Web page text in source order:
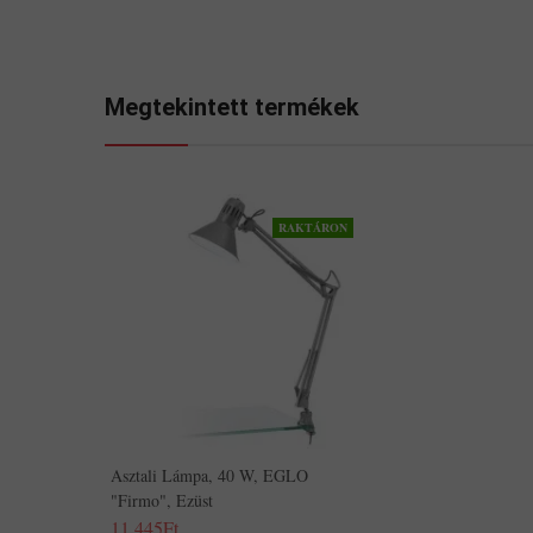
Megtekintett termékek
RAKTÁRON
Asztali Lámpa, 40 W, EGLO
"Firmo", Ezüst
11,445Ft